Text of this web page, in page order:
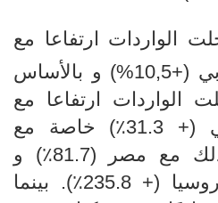
الواردات ارتفاعا مع
%) و بالأساس
الواردات ارتفاعا مع
دول المغرب العربي (+ 31.3٪) خاصة مع
الجزائر (43.2٪) وكذلك مع مصر (81.7٪) و
الصين (+ 9.9٪) وروسيا (+ 235.8٪). بينما